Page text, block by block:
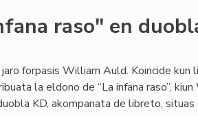
raso" en
forpasis William Auld. Koincide kun
la eldono de “La infana raso”,
KD, akompanata de libreto,